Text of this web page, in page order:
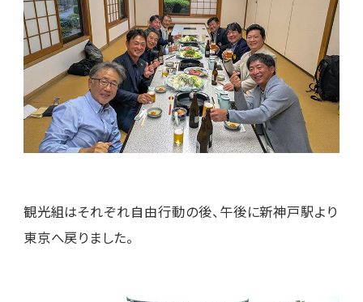
観光組はそれぞれ自由行動の後、午後に新神戸駅より
東京へ戻りました。